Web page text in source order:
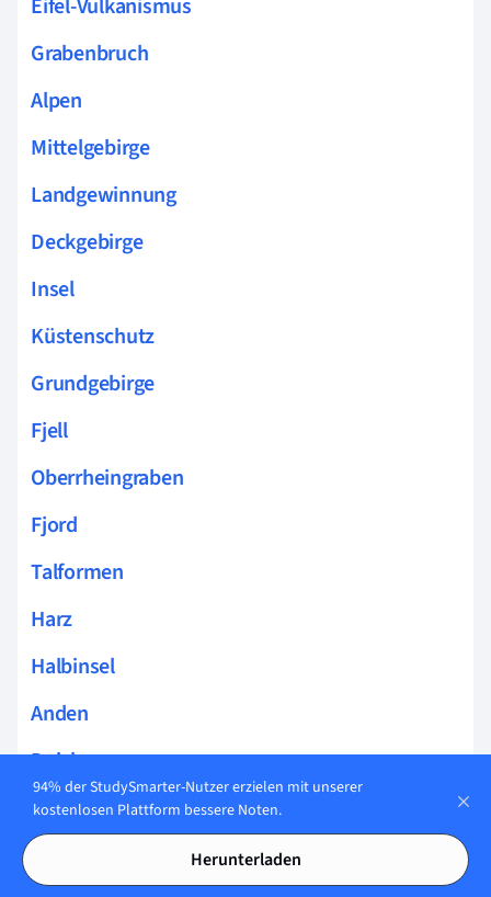
Grabenbruch
Alpen
Mittelgebirge
Landgewinnung
Deckgebirge
Insel
Küstenschutz
Grundgebirge
Fjell
Oberrheingraben
Fjord
Talformen
Harz
Halbinsel
Anden
Deich
Endmoräne
94% der StudySmarter-Nutzer erzielen mit unserer
kostenlosen Plattform bessere Noten.
Herunterladen